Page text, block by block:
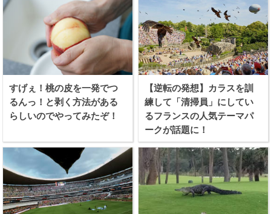
すげぇ！桃の皮を一発でつ
るんっ！と剥く方法がある
らしいのでやってみたぞ！
【逆転の発想】カラスを訓
練して「清掃員」にしてい
るフランスの人気テーマパ
ークが話題に！